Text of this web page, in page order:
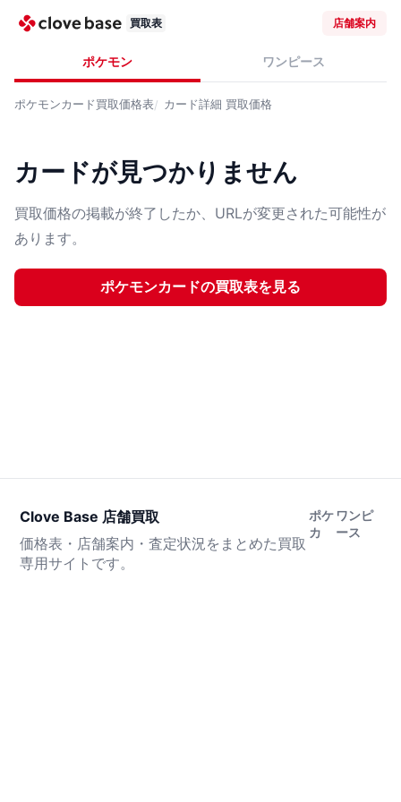
買取表 店舗案内
ポケモン ワンピース
ポケモンカード買取価格表 カード詳細 買取価格
カードが見つかりません
買取価格の掲載が終了したか、URLが変更された可能性が
あります。
ポケモンカードの買取表を見る
Clove Base 店舗買取
価格表・店舗案内・査定状況をまとめた買取
専用サイトです。
ポケ
カ
ワンピ
ース